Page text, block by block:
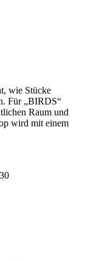
wie Stücke
Für „BIRDS“
Raum und
wird mit einem